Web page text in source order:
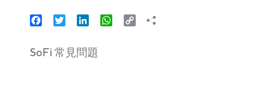
FacebookTwitter LinkedInWhatsApp
Copy
SoFi 常見問題